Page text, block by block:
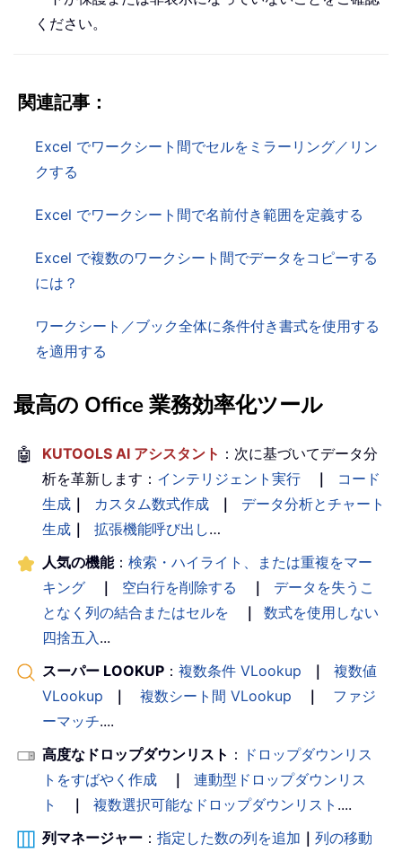
ください。
関連記事：
Excel でワークシート間でセルをミラーリング／リン
クする
Excel でワークシート間で名前付き範囲を定義する
Excel で複数のワークシート間でデータをコピーする
には？
ワークシート／ブック全体に条件付き書式を使用する
を適用する
最高の Office 業務効率化ツール
🤖 KUTOOLS AI アシスタント ：次に基づいてデータ分
析を革新します： インテリジェント実行 ｜
コード
生成 ｜ カスタム数式作成 ｜
データ分析とチャート
生成 ｜ 拡張機能呼び出し…
人気の機能： 検索・ハイライト、または重複をマー
キング
｜ 空白行を削除する ｜
データを失うこ
となく列の結合またはセルを
｜
数式を使用しない
四捨五入 ...
スーパー LOOKUP ： 複数条件 VLookup ｜
複数値
VLookup
｜ 複数シート間 VLookup ｜
ファジ
ーマッチ....
高度なドロップダウンリスト ： ドロップダウンリス
トをすばやく作成
｜
連動型ドロップダウンリス
ト
｜ 複数選択可能なドロップダウンリスト ....
列マネージャー ： 指定した数の列を追加 ｜ 列の移動